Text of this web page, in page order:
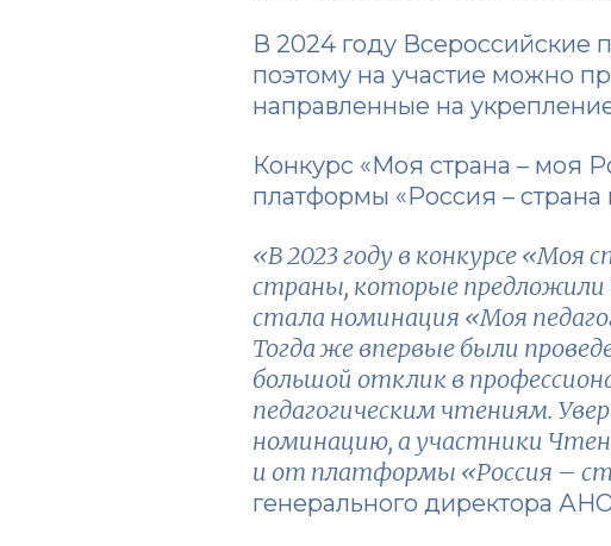
В 2024 году Всероссийские
поэтому на участие можно
направленные на
Конкурс «Моя страна – моя
платформы «Россия – страна
«В 2023 году в конкурсе «Моя
страны, которые предложили
стала номинация «Моя
Тогда же впервые были
большой отклик в
педагогическим чтениям.
номинацию, а участники
и от платформы «Россия –
генерального директора